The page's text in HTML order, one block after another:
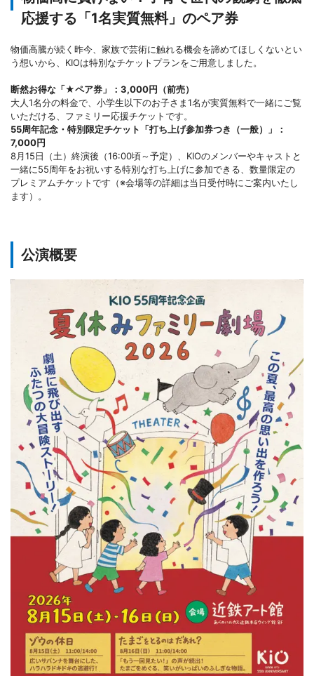
応援する「1名実質無料」のペア券
物価高騰が続く昨今、家族で芸術に触れる機会を諦めてほしくないとい
う想いから、KIOは特別なチケットプランをご用意しました。
断然お得な「★ペア券」：3,000円（前売）
大人1名分の料金で、小学生以下のお子さま1名が実質無料で一緒にご覧
いただける、ファミリー応援チケットです。
55周年記念・特別限定チケット「打ち上げ参加券つき（一般）」：
7,000円
8月15日（土）終演後（16:00頃～予定）、KIOのメンバーやキャストと
一緒に55周年をお祝いする特別な打ち上げに参加できる、数量限定の
プレミアムチケットです（※会場等の詳細は当日受付時にご案内いたし
ます）。
公演概要